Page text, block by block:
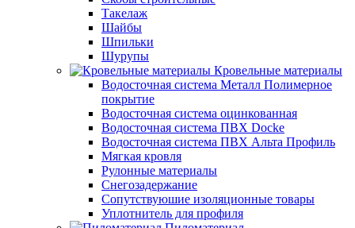
Такелаж
Шайбы
Шпильки
Шурупы
Кровельные материалы
Водосточная система Металл Полимерное
покрытие
Водосточная система оцинкованная
Водосточная система ПВХ Docke
Водосточная система ПВХ Альта Профиль
Мягкая кровля
Рулонные материалы
Снегозадержание
Сопутствуюшие изоляционные товары
Уплотнитель для профиля